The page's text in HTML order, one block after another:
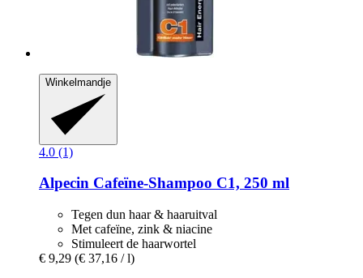
Winkelmandje
4.0 (1)
Alpecin Cafeïne-​Shampoo C1, 250 ml
Tegen dun haar & haaruitval
Met cafeïne, zink & niacine
Stimuleert de haarwortel
€ 9,29 (€ 37,16 / l)